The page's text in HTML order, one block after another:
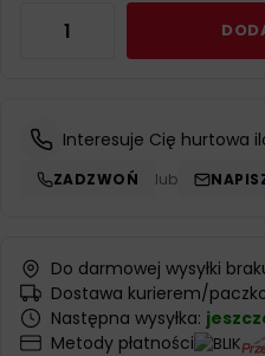
Interesuje Cię hurtowa
ZADZWOŃ lub
Do darmowej wysyłki
Dostawa kurierem/
Następna wysyłka:
Metody płatności